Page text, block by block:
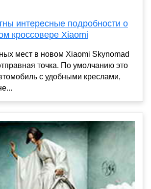
интересные подробности о
кроссовере Xiaomi
мест в новом Xiaomi Skynomad
точка. По умолчанию это
с удобными креслами,